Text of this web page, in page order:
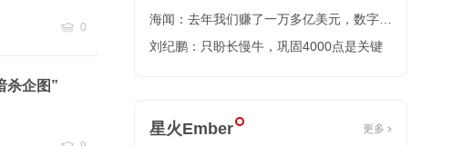
0
杀企图”
班”到“克己复礼”
海闻：去年我们赚了一万多亿美元，数字之
外要读懂这些信号
刘纪鹏：只盼长慢牛，巩固4000点是关键
星火Ember 更多